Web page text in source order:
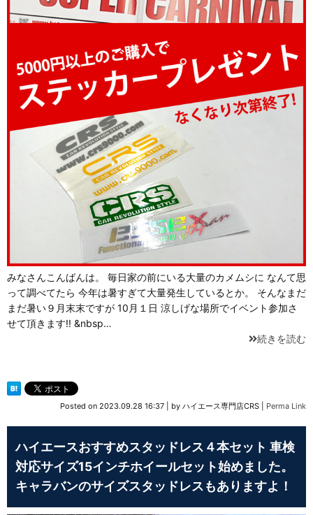
みなさんこんばんは。 毎日家の前にいる大量のカメムシに なんて思
って調べてたら 今年は暑すぎて大量発生しているとか。 そんなまだ
まだ暑い９月末末ですが 10月１日 涼しげな場所でイベント参加さ
せて頂きます!! &nbsp…
続きを読む
Posted on 2023.09.28 16:37 by ハイエース専門店CRS Perma Link
ハイエースおすすめスタッドレス４本セット 車検
対応サイズ15インチホイールセット始めました。
キャラバンのサイズスタッドレスもありますよ！